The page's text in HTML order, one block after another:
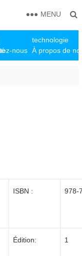
technologie
nous À propos de
MENU
ISBN : 978-
Édition: 1